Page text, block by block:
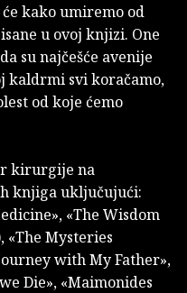
kako umiremo od
u ovoj knjizi. One
su najčešće avenije
kaldrmi svi koračamo,
od koje ćemo
kirurgije na
knjiga uključujući:
«The Wisdom
«The Mysteries
with My Father»,
Die», «Maimonides